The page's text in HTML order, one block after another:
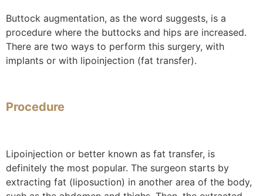
Buttock augmentation, as the word suggests, is a
procedure where the buttocks and hips are increased.
There are two ways to perform this surgery, with
implants or with lipoinjection (fat transfer).
Procedure
Lipoinjection or better known as fat transfer, is
definitely the most popular. The surgeon starts by
extracting fat (liposuction) in another area of ​​the body,